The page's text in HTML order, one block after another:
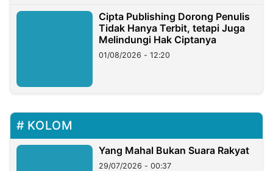
Cipta Publishing Dorong Penulis
Tidak Hanya Terbit, tetapi Juga
Melindungi Hak Ciptanya
01/08/2026 - 12:20
KOLOM
Yang Mahal Bukan Suara Rakyat
29/07/2026 - 00:37